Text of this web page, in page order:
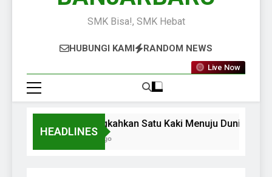
SMK Bisa!, SMK Hebat
HUBUNGI KAMI RANDOM NEWS
Live Now
HEADLINES
Melangkahkan Satu Kaki Menuju Dunia Kerja
2 Days Ago